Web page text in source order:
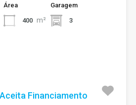
Área
400 m²
Garagem
3
Financiamento